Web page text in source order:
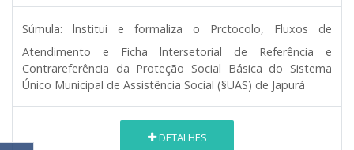
Súmula:
lnstitui e formaliza o Prctocolo, Fluxos de
Atendimento e Ficha lntersetorial de Referência e
Contrareferência da Proteção Social Básica do Sistema
Único Municipal de Assistência Social (§UAS) de Japurá
DETALHES